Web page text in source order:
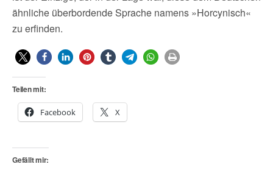
ähnliche überbordende Sprache namens »Horcynisch«
zu erfinden.
Teilen mit:
Facebook X
Gefällt mir: